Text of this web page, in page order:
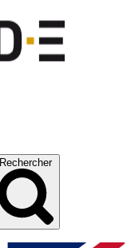
Rechercher